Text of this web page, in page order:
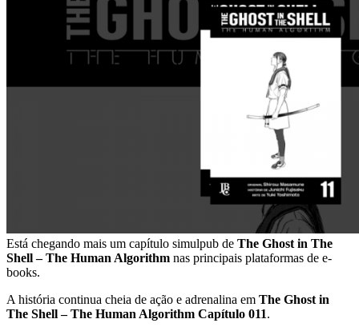
Está chegando mais um capítulo simulpub de The Ghost in The
Shell – The Human Algorithm nas principais plataformas de e-
books.
A história continua cheia de ação e adrenalina em The Ghost in
The Shell – The Human Algorithm Capítulo 011.